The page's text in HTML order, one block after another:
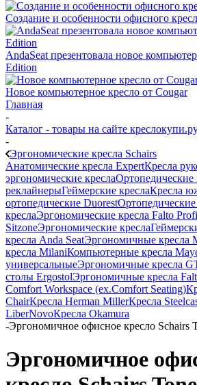
Создание и особенности офисного
AndaSeat презентовала новое
Edition
Новое компьютерное кресло от Cougar
Главная
-
Каталог - товары на сайте
-
Эргономические кресла Schairs
Анатомические кресла ExpertКресла
эргономические креслаОртопедические
реклайнерыГеймерские креслаКресла
ортопедические Duorest
креслаЭргономические кресла Falto Profi
SitzoneЭргономические кресла
кресла Anda SeatЭргономичные кресла
кресла MilaniКомпьютерные кресла
универсальныеЭргономичные кресла
столы ErgostolЭргономичные кресла
Comfort Workspace (ex.Comfort Seating)
ChairКресла Herman MillerКресла
LiberNovoКресла Okamura
-Эргономичное офисное кресло Schairs
Эргономичное